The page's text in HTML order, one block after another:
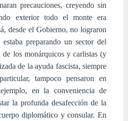
precauciones, creyendo sin
exterior todo el monte era
desde el Gobierno, no lograron
preparando un sector del
los monárquicos y carlistas (y
de la ayuda fascista, siempre
tampoco pensaron en
en la conveniencia de
la profunda desafección de la
diplomático y consular. En